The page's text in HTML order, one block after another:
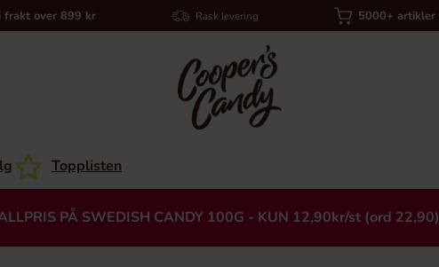
frakt over 899 kr Rask levering 5000+ artikler
Topplisten
PÅ SWEDISH CANDY 100G - KUN 12,90kr/st (ord 22,90)